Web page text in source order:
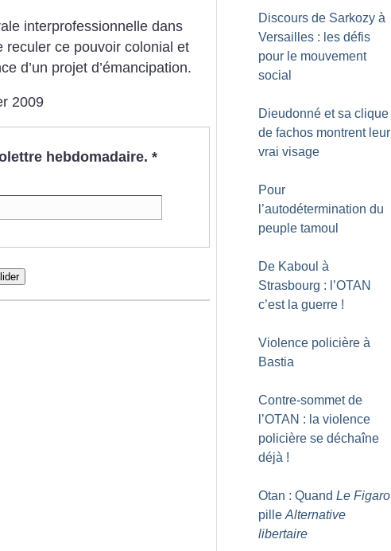
interprofessionnelle dans
reculer ce pouvoir colonial et
d’un projet d’émancipation.
2009
hebdomadaire. *
Discours de Sarkozy à
Versailles : les défis
pour le mouvement
social
Dieudonné et sa clique
de fachos montrent leur
vrai visage
Pour
l’autodétermination du
peuple tamoul
De Kaboul à
Strasbourg : l’OTAN
c’est la guerre !
Violence policière à
Bastia
Contre-sommet de
l’OTAN : la violence
policière se déchaîne
déjà !
Otan : Quand Le Figaro
pille Alternative
libertaire